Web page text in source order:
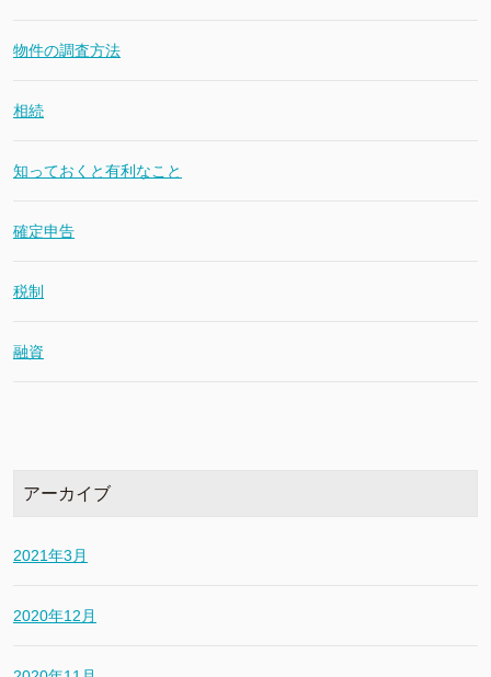
物件の調査方法
相続
知っておくと有利なこと
確定申告
税制
融資
アーカイブ
2021年3月
2020年12月